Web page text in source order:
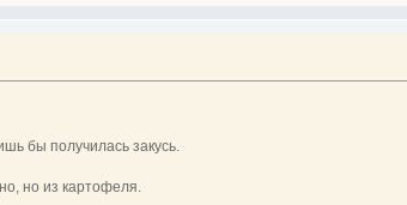
бы получилась закусь.
но из картофеля.